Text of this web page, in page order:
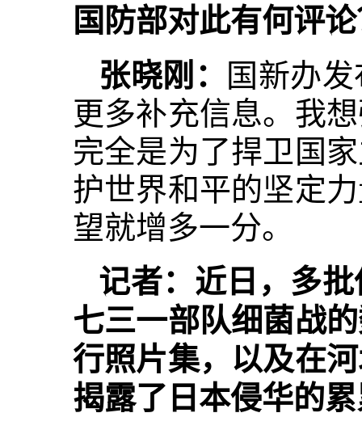
国防部对此有何评
张晓刚：
国新办
更多补充信息。我
完全是为了捍卫国
护世界和平的坚定
望就增多一分。
记者：近日，多
七三一部队细菌战
行照片集，以及在
揭露了日本侵华的